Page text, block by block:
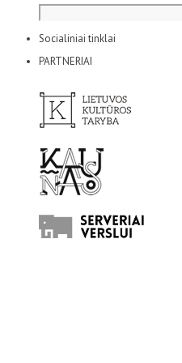
Socialiniai tinklai
PARTNERIAI